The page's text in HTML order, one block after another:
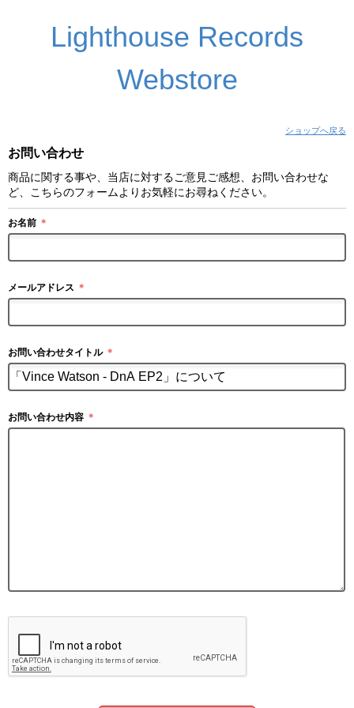
Lighthouse Records
Webstore
ショップへ戻る
お問い合わせ
商品に関する事や、当店に対するご意見ご感想、お問い合わせな
ど、こちらのフォームよりお気軽にお尋ねください。
お名前 ＊
メールアドレス ＊
お問い合わせタイトル ＊
お問い合わせ内容 ＊